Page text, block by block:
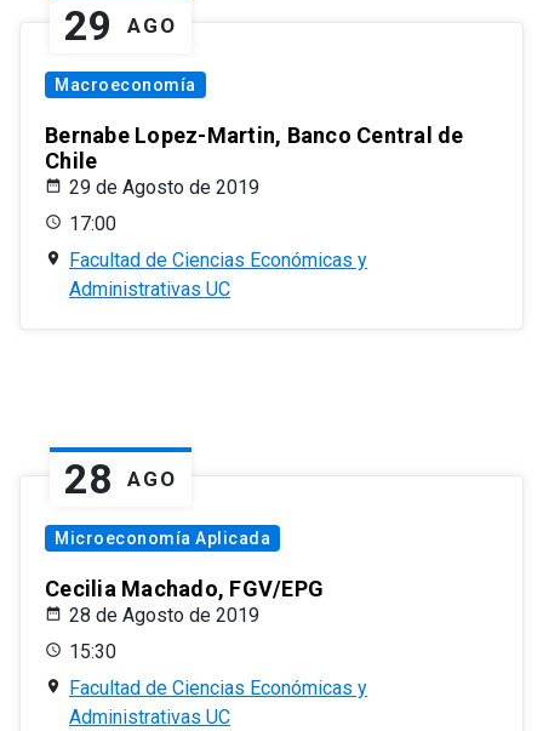
29 AGO
Macroeconomía
Bernabe Lopez-Martin, Banco Central de
Chile
29 de Agosto de 2019
17:00
Facultad de Ciencias Económicas y
Administrativas UC
28 AGO
Microeconomía Aplicada
Cecilia Machado, FGV/EPG
28 de Agosto de 2019
15:30
Facultad de Ciencias Económicas y
Administrativas UC